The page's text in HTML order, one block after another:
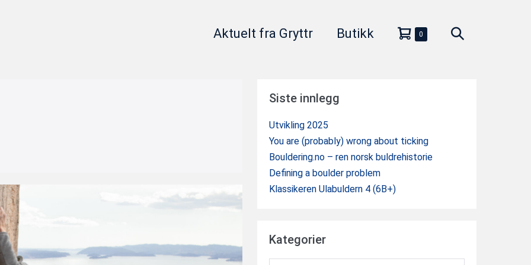
Aktuelt fra Gryttr Butikk Handlevogn
0 ElementerSøkeveksler
Siste innlegg
Utvikling 2025
You are (probably) wrong about ticking
Bouldering.no – ren norsk buldrehistorie
Defining a boulder problem
Klassikeren Ulabuldern 4 (6B+)
Kategorier